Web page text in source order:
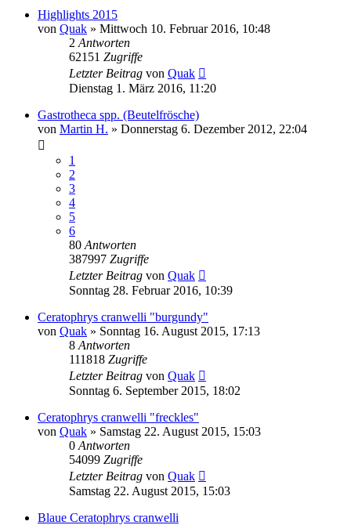
Highlights 2015
von Quak » Mittwoch 10. Februar 2016, 10:48
2 Antworten
62151 Zugriffe
Letzter Beitrag von Quak
Dienstag 1. März 2016, 11:20
Gastrotheca spp. (Beutelfrösche)
von Martin H. » Donnerstag 6. Dezember 2012, 22:04
1
2
3
4
5
6
80 Antworten
387997 Zugriffe
Letzter Beitrag von Quak
Sonntag 28. Februar 2016, 10:39
Ceratophrys cranwelli "burgundy"
von Quak » Sonntag 16. August 2015, 17:13
8 Antworten
111818 Zugriffe
Letzter Beitrag von Quak
Sonntag 6. September 2015, 18:02
Ceratophrys cranwelli "freckles"
von Quak » Samstag 22. August 2015, 15:03
0 Antworten
54099 Zugriffe
Letzter Beitrag von Quak
Samstag 22. August 2015, 15:03
Blaue Ceratophrys cranwelli